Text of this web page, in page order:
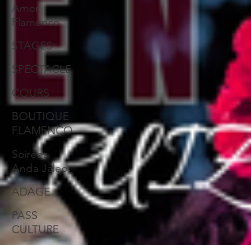
Amor
Flamenco
STAGES
SPECTACLE
COURS
BOUTIQUE
FLAMENCO
Soirées
Anda Jaleo
ADAGE
PASS
CULTURE